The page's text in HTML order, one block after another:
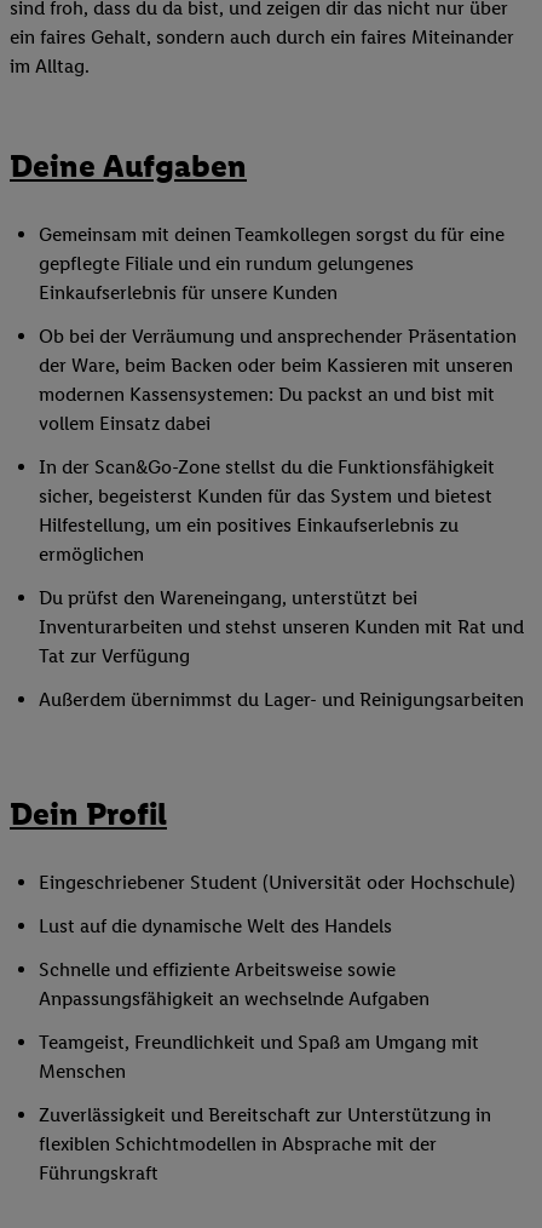
sind froh, dass du da bist, und zeigen dir das nicht nur über
ein faires Gehalt, sondern auch durch ein faires Miteinander
im Alltag.
Deine Aufgaben
Gemeinsam mit deinen Teamkollegen sorgst du für eine
gepflegte Filiale und ein rundum gelungenes
Einkaufserlebnis für unsere Kunden
Ob bei der Verräumung und ansprechender Präsentation
der Ware, beim Backen oder beim Kassieren mit unseren
modernen Kassensystemen: Du packst an und bist mit
vollem Einsatz dabei
In der Scan&Go-Zone stellst du die Funktionsfähigkeit
sicher, begeisterst Kunden für das System und bietest
Hilfestellung, um ein positives Einkaufserlebnis zu
ermöglichen
Du prüfst den Wareneingang, unterstützt bei
Inventurarbeiten und stehst unseren Kunden mit Rat und
Tat zur Verfügung
Außerdem übernimmst du Lager- und Reinigungsarbeiten
Dein Profil
Eingeschriebener Student (Universität oder Hochschule)
Lust auf die dynamische Welt des Handels
Schnelle und effiziente Arbeitsweise sowie
Anpassungsfähigkeit an wechselnde Aufgaben
Teamgeist, Freundlichkeit und Spaß am Umgang mit
Menschen
Zuverlässigkeit und Bereitschaft zur Unterstützung in
flexiblen Schichtmodellen in Absprache mit der
Führungskraft